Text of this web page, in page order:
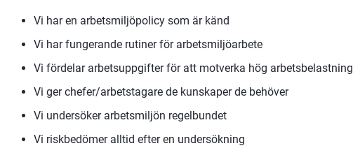
Vi har en arbetsmiljöpolicy som är känd
Vi har fungerande rutiner för arbetsmiljöarbete
Vi fördelar arbetsuppgifter för att motverka hög arbetsbelastning
Vi ger chefer/arbetstagare de kunskaper de behöver
Vi undersöker arbetsmiljön regelbundet
Vi riskbedömer alltid efter en undersökning